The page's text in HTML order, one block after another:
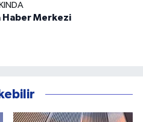
Haber Merkezi